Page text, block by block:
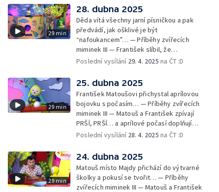
Obrázky a rozloučení
29 min
28. dubna 2025
Děda vítá všechny jarní písničkou a pak
předvádí, jak ošklivé je být
“nafoukancem”… — Příběhy zvířecích
miminek III — František slíbil, že
nafoukancem nikdy nebude a děda mu písní
Cvoček astronautem — Obrázky a
rozloučení
Poslední vysílání 29. 4. 2025 na ČT :D
29 min
25. dubna 2025
František Matoušovi přichystal aprílovou
bojovku s počasím… — Příběhy zvířecích
miminek III — Matouš a František zpívají
PRŠÍ, PRŠÍ… a aprílové počasí doplňují
deštěm… — Cvoček astronautem —
Poslední vysílání 28. 4. 2025 na ČT :D
29 min
24. dubna 2025
Matouš místo Majdy přichází do výtvarné
školky a pokusí se tvořit… — Příběhy
zvířecích miminek III — Matouš a František